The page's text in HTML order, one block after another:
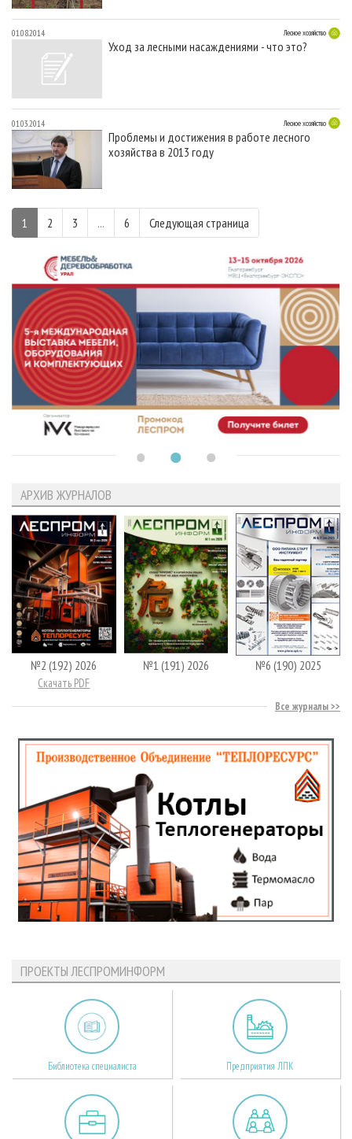
01.08.2014 Лесное хозяйство
Уход за лесными насаждениями - что это?
01.03.2014 Лесное хозяйство
Проблемы и достижения в работе лесного
хозяйства в 2013 году
1 2 3 ... 6 Следующая страница
АРХИВ ЖУРНАЛОВ
№2 (192) 2026
Скачать PDF
№1 (191) 2026 №6 (190) 2025
Все журналы
ПРОЕКТЫ ЛЕСПРОМИНФОРМ
Библиотека специалиста Предприятия ЛПК